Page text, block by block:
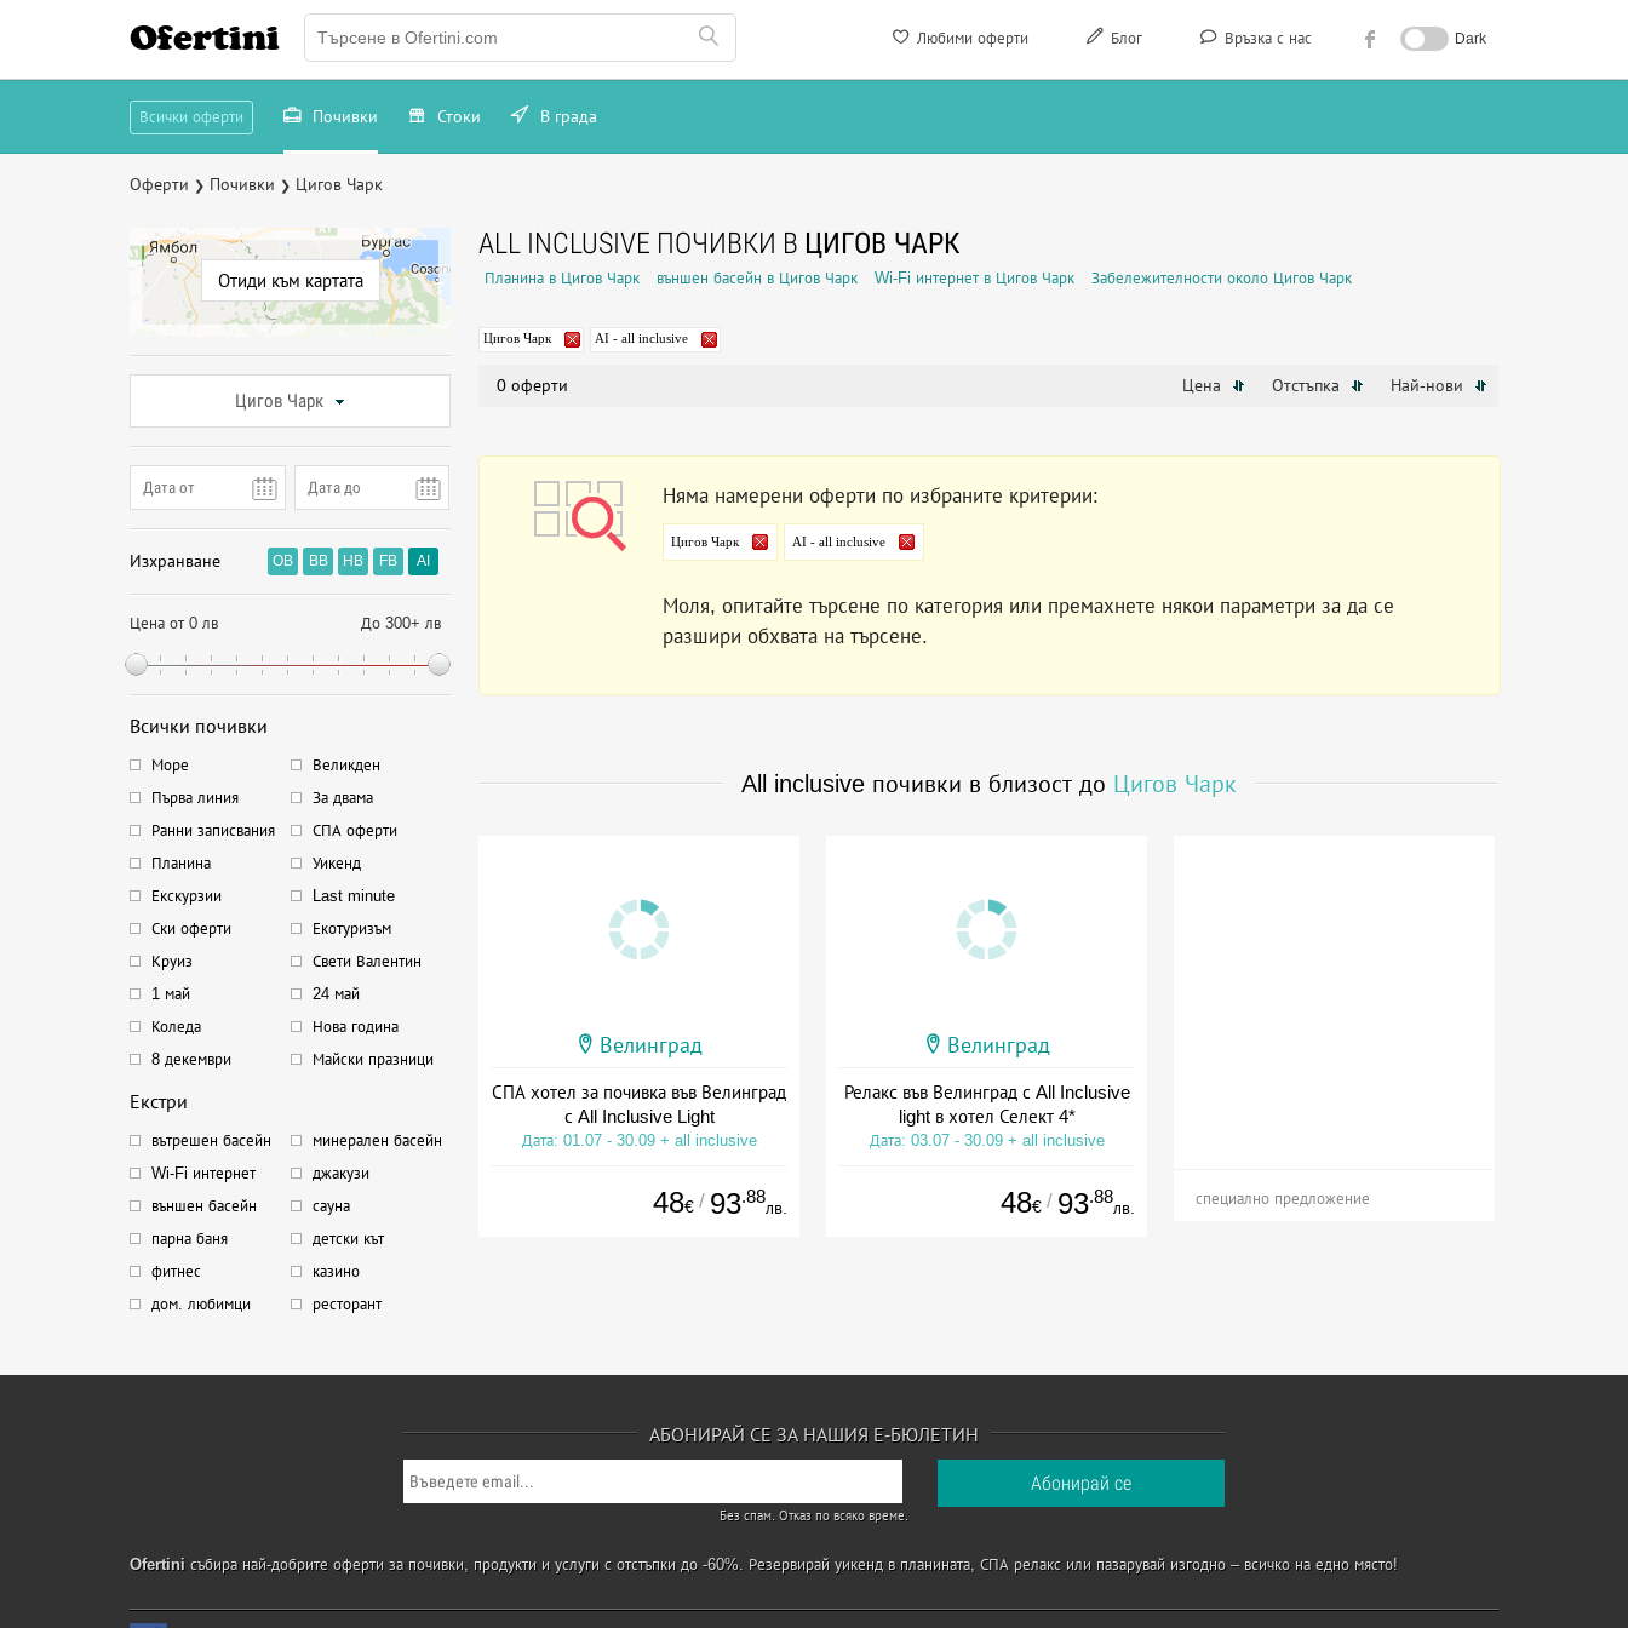
Любими оферти Блог Връзка с нас Dark
Ofertini
Всички оферти Почивки Стоки В града
Оферти ❯ Почивки ❯ Цигов Чарк
Отиди към картата
Цигов Чарк
Изхранване OB BB HB FB AI
Цена от 0 лв До 300+ лв
Всички почивки
Море
Великден
Първа линия
За двама
Ранни записвания
СПА оферти
Планина
Уикенд
Екскурзии
Last minute
Ски оферти
Екотуризъм
Круиз
Свети Валентин
1 май
24 май
Коледа
Нова година
8 декември
Майски празници
Екстри
вътрешен басейн
минерален басейн
Wi-Fi интернет
джакузи
външен басейн
сауна
парна баня
детски кът
фитнес
казино
дом. любимци
ресторант
ALL INCLUSIVE ПОЧИВКИ В ЦИГОВ ЧАРК
Планина в Цигов Чарк външен басейн в Цигов Чарк Wi-Fi интернет в Цигов Чарк Забележителности около Цигов Чарк
Цигов Чарк AI - all inclusive
0 оферти Цена Отстъпка Най-нови
Няма намерени оферти по избраните критерии:
Цигов Чарк AI - all inclusive
Моля, опитайте търсене по категория или премахнете някои параметри за да се
разшири обхвата на търсене.
All inclusive почивки в близост до Цигов Чарк
Велинград
СПА хотел за почивка във Велинград
с All Inclusive Light
Дата: 01.07 - 30.09 + all inclusive
48€ / 93.88
лв.
Велинград
Релакс във Велинград с All Inclusive
light в хотел Селект 4*
Дата: 03.07 - 30.09 + all inclusive
48€ / 93.88
лв. специално предложение
АБОНИРАЙ СЕ ЗА НАШИЯ Е-БЮЛЕТИН
Без спам. Отказ по всяко време.
Ofertini събира най-добрите оферти за почивки, продукти и услуги с отстъпки до -60%. Резервирай уикенд в планината, СПА релакс или пазарувай изгодно – всичко на едно място!